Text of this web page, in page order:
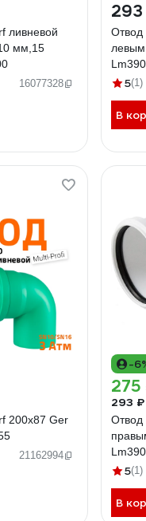
ливневой
мм,15
16077328
Отвод
левым
5(1)
В
200x87 Ger
21162994
-
275
293 ₽
Отвод
5(1)
В